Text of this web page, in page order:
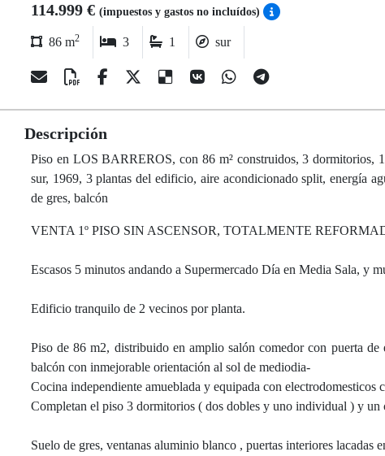
114.999 € (impuestos y gastos no incluídos)
86 m2 3 1 sur
Descripción
Piso en LOS BARREROS, con 86 m² construidos, 3 dormitorios,
sur, 1969, 3 plantas del edificio, aire acondicionado split, energía
de gres, balcón
VENTA 1º PISO SIN ASCENSOR, TOTALMENTE
Escasos 5 minutos andando a Supermercado Día en Media Sala, y
Edificio tranquilo de 2 vecinos por planta.
Piso de 86 m2, distribuido en amplio salón comedor con puerta
balcón con inmejorable orientación al sol de mediodia-
Cocina independiente amueblada y equipada con electrodomesticos
Completan el piso 3 dormitorios ( dos dobles y uno individual ) y un
Suelo de gres, ventanas aluminio blanco , puertas interiores lacadas